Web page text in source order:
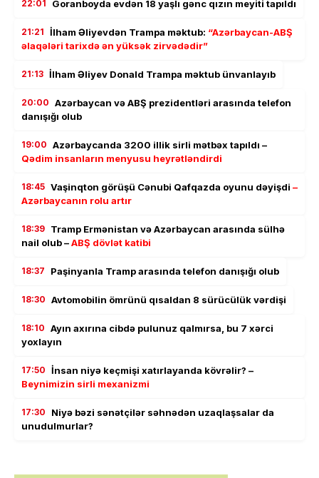
22:01 Goranboyda evdən 18 yaşlı gənc qızın meyiti tapıldı
21:21 İlham Əliyevdən Trampa məktub: “Azərbaycan-ABŞ
əlaqələri tarixdə ən yüksək zirvədədir”
21:13 İlham Əliyev Donald Trampa məktub ünvanlayıb
20:00 Azərbaycan və ABŞ prezidentləri arasında telefon
danışığı olub
19:00 Azərbaycanda 3200 illik sirli mətbəx tapıldı –
Qədim insanların menyusu heyrətləndirdi
18:45 Vaşinqton görüşü Cənubi Qafqazda oyunu dəyişdi –
Azərbaycanın rolu artır
18:39 Tramp Ermənistan və Azərbaycan arasında sülhə
nail olub –ABŞ dövlət katibi
18:37 Paşinyanla Tramp arasında telefon danışığı olub
18:30 Avtomobilin ömrünü qısaldan 8 sürücülük vərdişi
18:10 Ayın axırına cibdə pulunuz qalmırsa, bu 7 xərci
yoxlayın
17:50 İnsan niyə keçmişi xatırlayanda kövrəlir? –
Beynimizin sirli mexanizmi
17:30
Niyə bəzi sənətçilər səhnədən uzaqlaşsalar da
unudulmurlar?